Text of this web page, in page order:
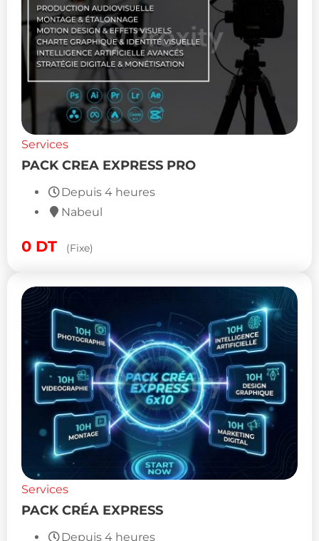
Services
PACK CREA EXPRESS PRO
Depuis 4 heures
Nabeul
0 DT (Fixe)
Services
PACK CRÉA EXPRESS
Depuis 4 heures